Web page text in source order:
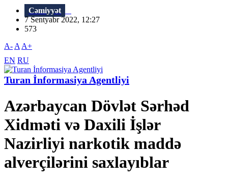
Cəmiyyət
7 Sentyabr 2022, 12:27
573
A- A A+
EN RU
Turan İnformasiya Agentliyi
Azərbaycan Dövlət Sərhəd
Xidməti və Daxili İşlər
Nazirliyi narkotik maddə
alverçilərini saxlayıblar